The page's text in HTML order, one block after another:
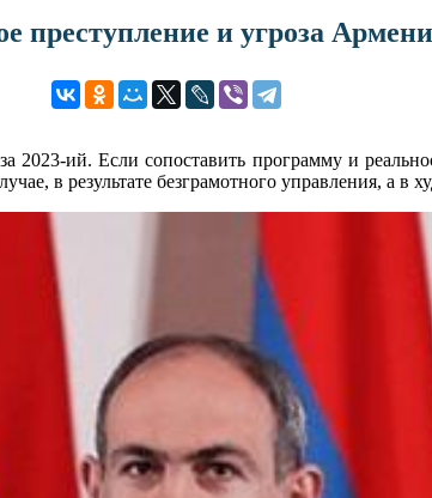
преступление и угроза
ий. Если сопоставить программу и
в результате безграмотного управления, а в